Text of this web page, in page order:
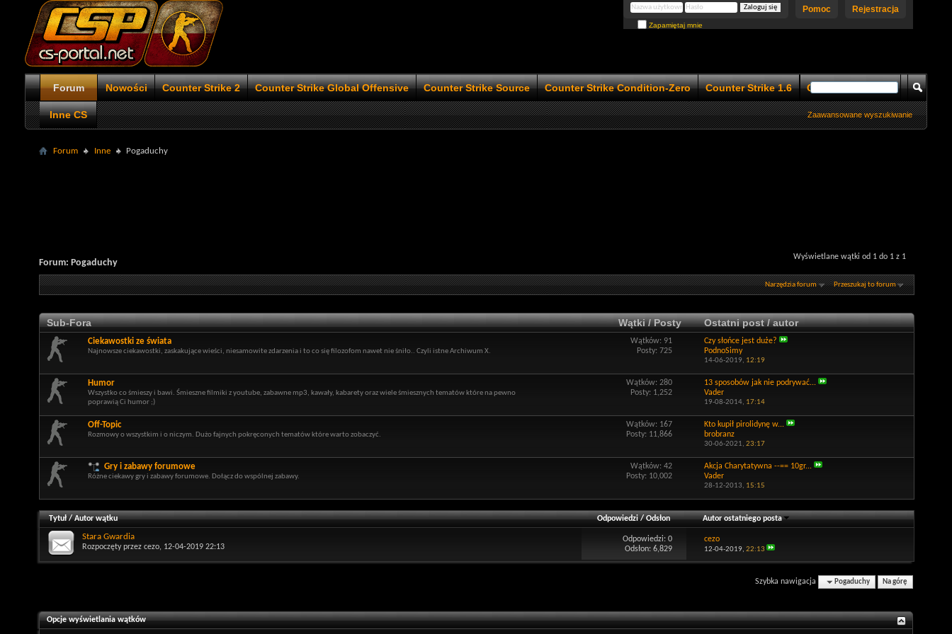
Rejestracja
Pomoc
Zapamiętaj mnie
Forum Nowości Counter Strike 2 Counter Strike Global Offensive Counter Strike Source Counter Strike Condition-Zero Counter Strike 1.6 Counter Strike 1.5
Inne CS Zaawansowane wyszukiwanie
Forum Inne Pogaduchy
Wyświetlane wątki od 1 do 1 z 1
Forum: Pogaduchy
Narzędzia forum Przeszukaj to forum
Sub-Fora Wątki / Posty Ostatni post / autor
Ciekawostki ze świata
Najnowsze ciekawostki, zaskakujące wieści, niesamowite zdarzenia i to co się filozofom nawet nie śniło.. Czyli istne Archiwum X.
Wątków: 91
Posty: 725
Czy słońce jest duże?
PodnoSimy
14-06-2019, 12:19
Humor
Wszystko co śmieszy i bawi. Śmieszne filmiki z youtube, zabawne mp3, kawały, kabarety oraz wiele śmiesznych tematów które na pewno
poprawią Ci humor ;)
Wątków: 280
Posty: 1,252
13 sposobów jak nie podrywać...
Vader
19-08-2014, 17:14
Off-Topic
Rozmowy o wszystkim i o niczym. Dużo fajnych pokręconych tematów które warto zobaczyć.
Wątków: 167
Posty: 11,866
Kto kupił pirolidynę w...
brobranz
30-06-2021, 23:17
Gry i zabawy forumowe
Różne ciekawy gry i zabawy forumowe. Dołącz do wspólnej zabawy.
Wątków: 42
Posty: 10,002
Akcja Charytatywna --== 10gr...
Vader
28-12-2013, 15:15
Tytuł/Autor wątku Odpowiedzi/Odsłon Autor ostatniego posta
Stara Gwardia
Rozpoczęty przez cezo, 12-04-2019 22:13
Odpowiedzi:0
Odsłon: 6,829
cezo
12-04-2019, 22:13
Szybka nawigacja Pogaduchy Na górę
Opcje wyświetlania wątków